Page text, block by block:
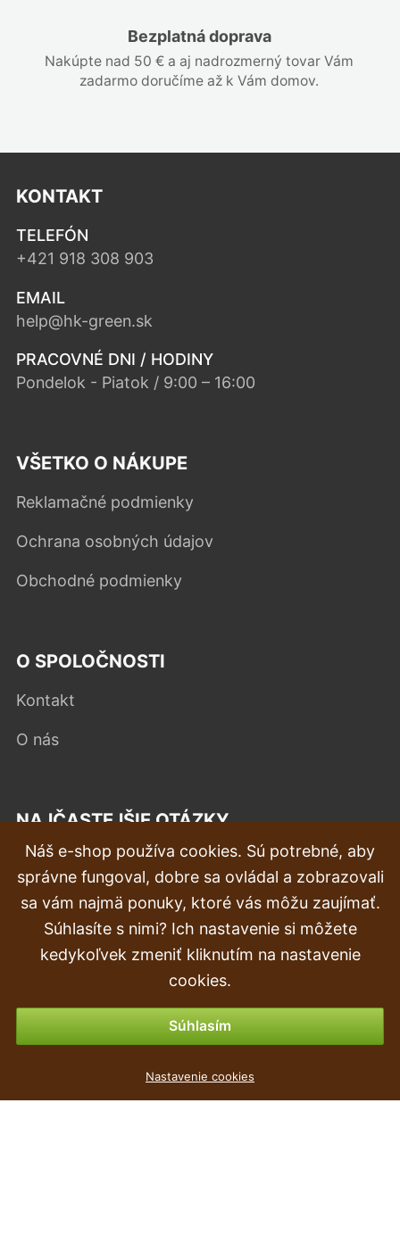
Bezplatná doprava
Nakúpte nad 50 € a aj nadrozmerný tovar Vám
zadarmo doručíme až k Vám domov.
KONTAKT
TELEFÓN
+421 918 308 903
EMAIL
help@hk-green.sk
PRACOVNÉ DNI / HODINY
Pondelok - Piatok / 9:00 – 16:00
VŠETKO O NÁKUPE
Reklamačné podmienky
Ochrana osobných údajov
Obchodné podmienky
O SPOLOČNOSTI
Kontakt
O nás
NAJČASTEJŠIE OTÁZKY
Reklamácia
Doprava a doručenie
Objednávka
Vrátenie tovaru & vrátenie peňazí
Náš e-shop používa cookies. Sú potrebné, aby
správne fungoval, dobre sa ovládal a zobrazovali
sa vám najmä ponuky, ktoré vás môžu zaujímať.
Súhlasíte s nimi? Ich nastavenie si môžete
kedykoľvek zmeniť kliknutím na nastavenie
cookies.
Súhlasím
Nastavenie cookies